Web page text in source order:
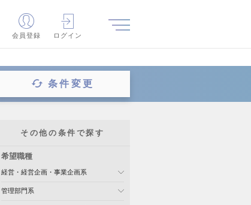
会員登録 ログイン
条件変更
その他の条件で探す
希望職種
経営・経営企画・事業企画系
管理部門系